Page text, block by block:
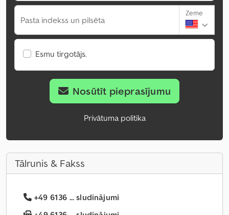
Pasta indekss un pilsēta
Zeme
Esmu tirgotājs.
Nosūtīt pieprasījumu
Privātuma politika
Tālrunis & Fakss
+49 6136 ... sludinājumi